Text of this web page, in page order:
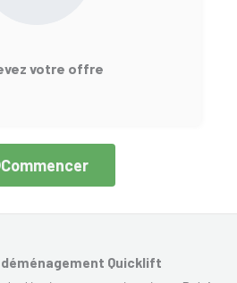
votre offre
Commencer
Quicklift